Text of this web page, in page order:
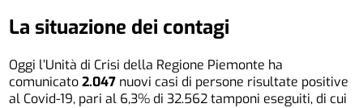
La situazione dei contagi
Oggi l’Unità di Crisi della Regione Piemonte ha
comunicato2.047 nuovi casi di persone risultate positive
al Covid-19, pari al 6,3% di 32.562 tamponi eseguiti, di cui